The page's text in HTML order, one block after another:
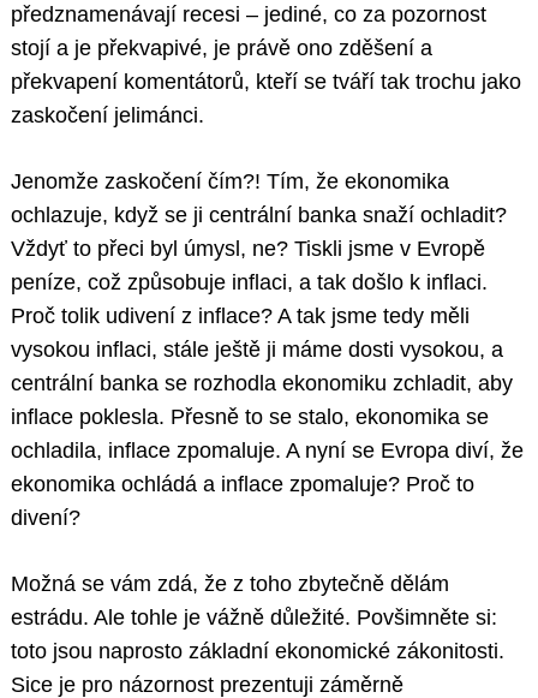
předznamenávají recesi – jediné, co za pozornost
stojí a je překvapivé, je právě ono zděšení a
překvapení komentátorů, kteří se tváří tak trochu jako
zaskočení jelimánci.
Jenomže zaskočení čím?! Tím, že ekonomika
ochlazuje, když se ji centrální banka snaží ochladit?
Vždyť to přeci byl úmysl, ne? Tiskli jsme v Evropě
peníze, což způsobuje inflaci, a tak došlo k inflaci.
Proč tolik udivení z inflace? A tak jsme tedy měli
vysokou inflaci, stále ještě ji máme dosti vysokou, a
centrální banka se rozhodla ekonomiku zchladit, aby
inflace poklesla. Přesně to se stalo, ekonomika se
ochladila, inflace zpomaluje. A nyní se Evropa diví, že
ekonomika ochládá a inflace zpomaluje? Proč to
divení?
Možná se vám zdá, že z toho zbytečně dělám
estrádu. Ale tohle je vážně důležité. Povšimněte si:
toto jsou naprosto základní ekonomické zákonitosti.
Sice je pro názornost prezentuji záměrně